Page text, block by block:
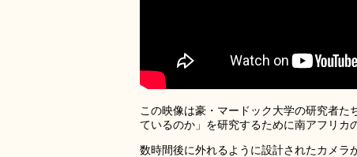
この映像は豪・マードック大学の研究者
ているのか」を研究するために南アフリカ
数時間後に外れるように設計されたカメラ